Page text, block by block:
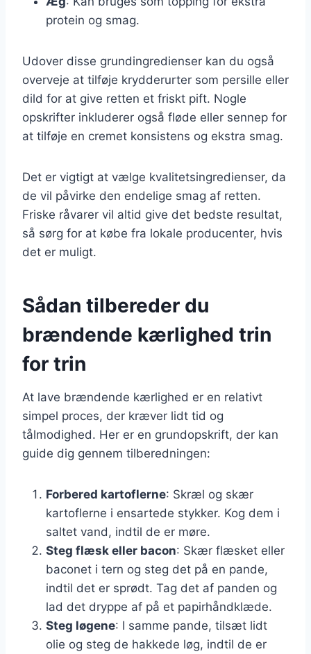
protein og smag.
Udover disse grundingredienser kan du også
overveje at tilføje krydderurter som persille eller
dild for at give retten et friskt pift. Nogle
opskrifter inkluderer også fløde eller sennep for
at tilføje en cremet konsistens og ekstra smag.
Det er vigtigt at vælge kvalitetsingredienser, da
de vil påvirke den endelige smag af retten.
Friske råvarer vil altid give det bedste resultat,
så sørg for at købe fra lokale producenter, hvis
det er muligt.
Sådan tilbereder du
brændende kærlighed trin
for trin
At lave brændende kærlighed er en relativt
simpel proces, der kræver lidt tid og
tålmodighed. Her er en grundopskrift, der kan
guide dig gennem tilberedningen:
Forbered kartoflerne: Skræl og skær
kartoflerne i ensartede stykker. Kog dem i
saltet vand, indtil de er møre.
Steg flæsk eller bacon: Skær flæsket eller
baconet i tern og steg det på en pande,
indtil det er sprødt. Tag det af panden og
lad det dryppe af på et papirhåndklæde.
Steg løgene: I samme pande, tilsæt lidt
olie og steg de hakkede løg, indtil de er